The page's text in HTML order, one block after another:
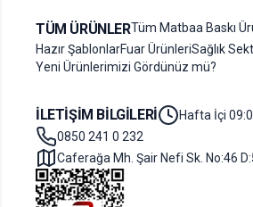
TÜM ÜRÜNLERTüm Matbaa Baskı
Hazır ŞablonlarFuar ÜrünleriSağlık
Yeni Ürünlerimizi Gördünüz mü?
İLETIŞIM BILGILERI
Hafta İçi
0850 241 0 232
Caferağa Mh. Şair Nefi Sk. No:46